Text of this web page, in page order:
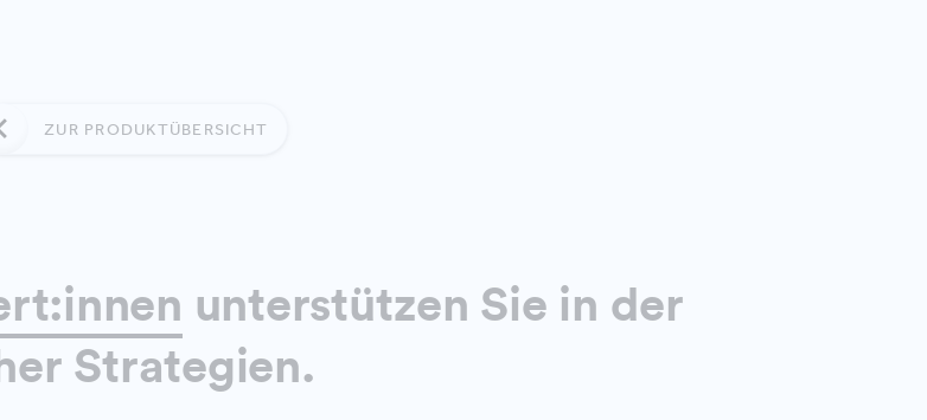
ZUR PRODUKTÜBERSICHT
unterstützen Sie in der
Strategien.